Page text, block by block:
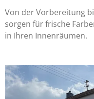
Von der Vorbereitung
sorgen für frische
in Ihren Innenräumen.